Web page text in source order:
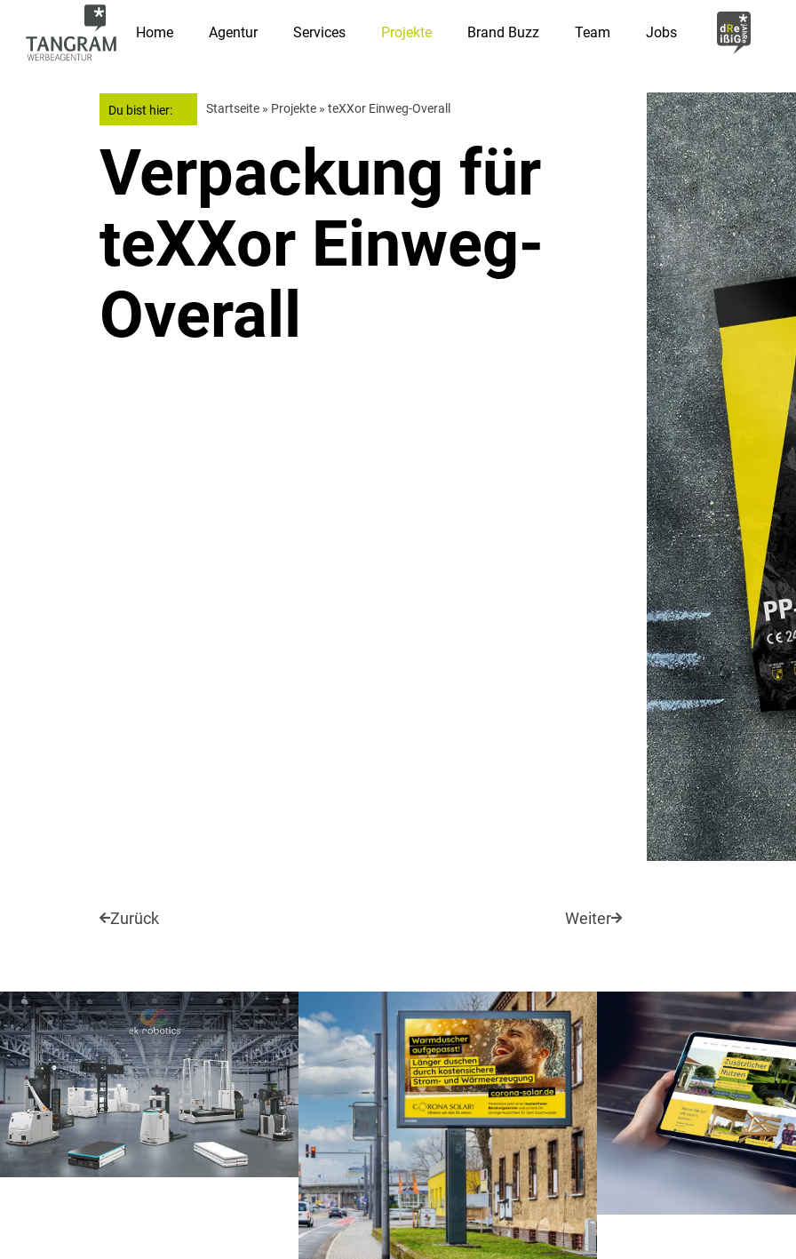
Home Agentur Services Projekte Brand Buzz Team Jobs
Du bist hier: Startseite» Projekte» teXXor Einweg-Overall
Verpackung für
teXXor Einweg-
Overall
Zurück Weiter
3D Visualisierung Print Corporate Design Print Social Media
Webdesign
Corporate Design Print